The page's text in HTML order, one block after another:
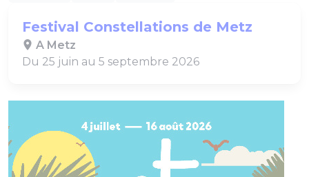
Festival Constellations de Metz
A Metz
Du 25 juin au 5 septembre 2026